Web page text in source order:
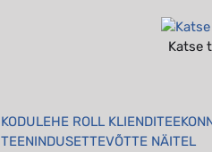
Katse
KODULEHE ROLL
TEENINDUSETTEVÕTTE NÄITEL